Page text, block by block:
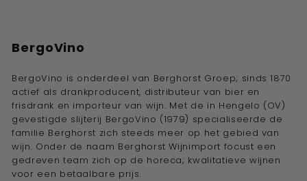
BergoVino
BergoVino is onderdeel van Berghorst Groep; sinds 1870
actief als drankproducent, distributeur van bier en
frisdrank en importeur van wijn. Met de in Hengelo (OV)
gevestigde slijterij BergoVino (1979) specialiseerde de
familie Berghorst zich steeds meer op het gebied van
wijn. Onder de naam Berghorst Wijnimport focust een
gedreven team zich op de horeca; kwalitatieve wijnen
voor een betaalbare prijs.